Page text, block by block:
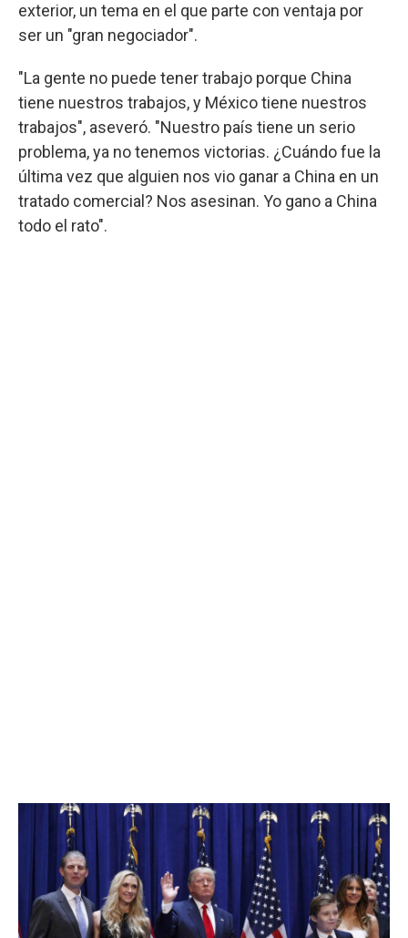
exterior, un tema en el que parte con ventaja por
ser un "gran negociador".
"La gente no puede tener trabajo porque China
tiene nuestros trabajos, y México tiene nuestros
trabajos", aseveró. "Nuestro país tiene un serio
problema, ya no tenemos victorias. ¿Cuándo fue la
última vez que alguien nos vio ganar a China en un
tratado comercial? Nos asesinan. Yo gano a China
todo el rato".